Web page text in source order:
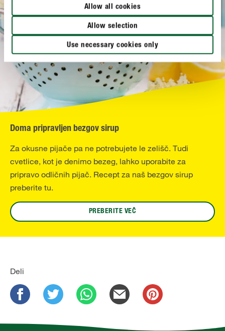
Allow all cookies
Allow selection
Use necessary cookies only
Doma pripravljen bezgov sirup
Za okusne pijače pa ne potrebujete le zelišč. Tudi
cvetlice, kot je denimo bezeg, lahko uporabite za
pripravo odličnih pijač. Recept za naš bezgov sirup
preberite tu.
PREBERITE VEČ
Deli